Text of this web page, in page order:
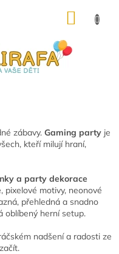
zábavy. Gaming party je
kteří milují hraní,
a party dekorace
pixelové motivy, neonové
přehledná a snadno
oblíbený herní setup.
nadšení a radosti ze